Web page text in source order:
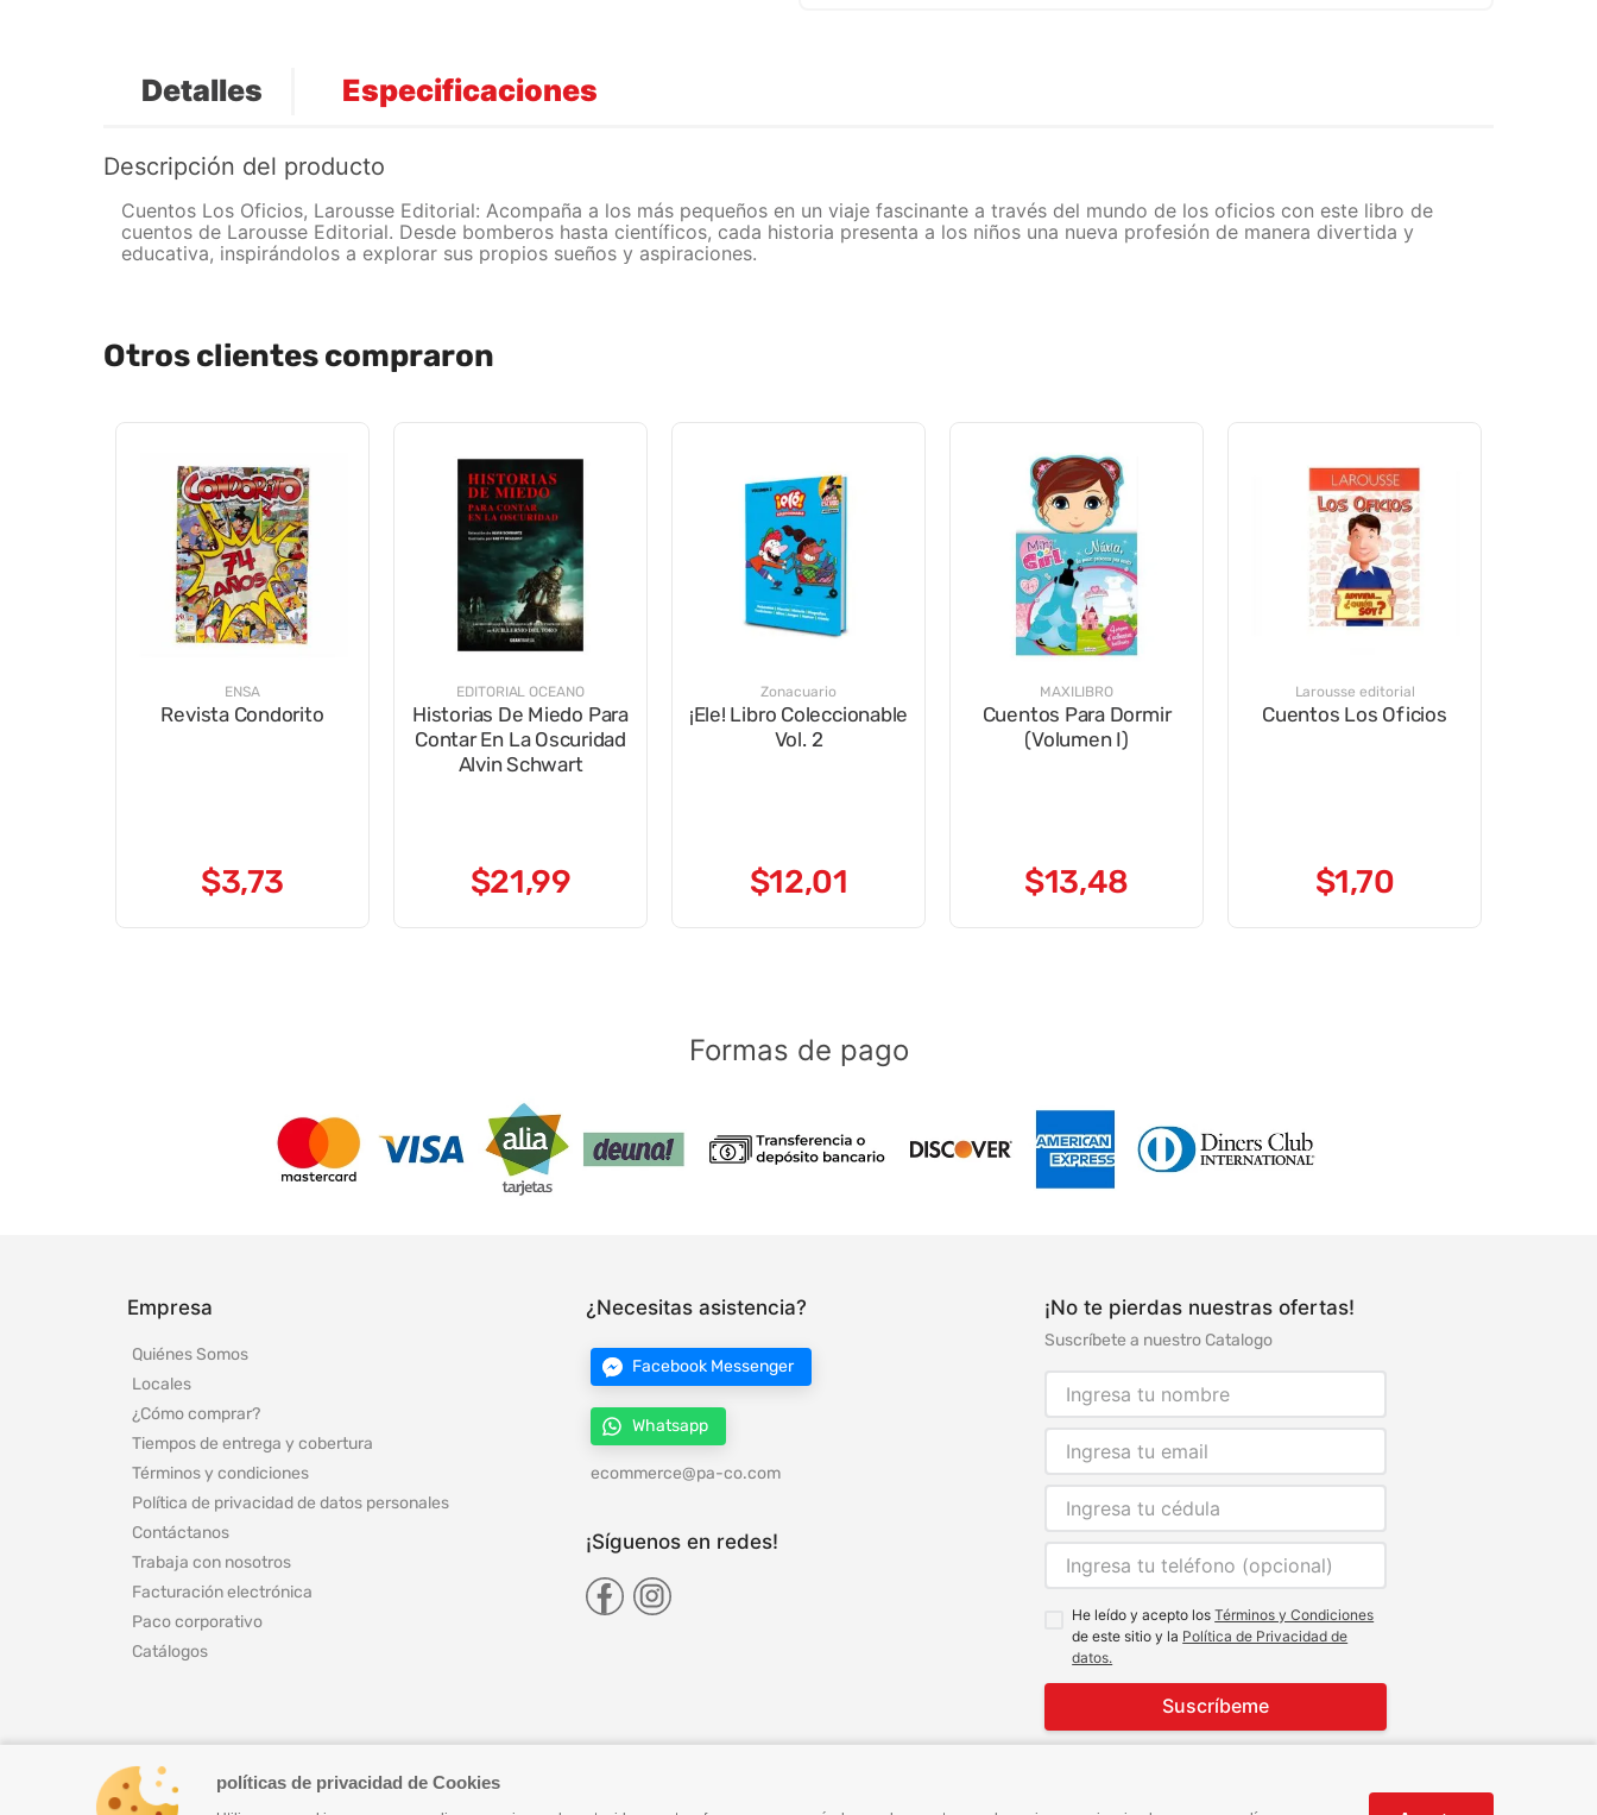
políticas de privacidad de Cookies
Detalles Especificaciones
Descripción del producto
Cuentos Los Oficios, Larousse Editorial: Acompaña a los más pequeños en un viaje fascinante a través del mundo de los oficios con este libro de
cuentos de Larousse Editorial. Desde bomberos hasta científicos, cada historia presenta a los niños una nueva profesión de manera divertida y
educativa, inspirándolos a explorar sus propios sueños y aspiraciones.
Otros clientes compraron
ENSA
Revista Condorito
$3,73
EDITORIAL OCEANO
Historias De Miedo Para
Contar En La Oscuridad
Alvin Schwart
$21,99
Zonacuario
¡Ele! Libro Coleccionable
Vol. 2
$12,01
MAXILIBRO
Cuentos Para Dormir
(Volumen I)
$13,48
Larousse editorial
Cuentos Los Oficios
$1,70
Formas de pago
Empresa
Quiénes Somos
Locales
¿Cómo comprar?
Tiempos de entrega y cobertura
Términos y condiciones
Política de privacidad de datos personales
Contáctanos
Trabaja con nosotros
Facturación electrónica
Paco corporativo
Catálogos
¿Necesitas asistencia?
Facebook Messenger
Whatsapp
ecommerce@pa-co.com
¡Síguenos en redes!
¡No te pierdas nuestras ofertas!
Suscríbete a nuestro Catalogo
He leído y acepto losTérminos y Condiciones
de este sitio y la Política de Privacidad de
datos.
Suscríbeme